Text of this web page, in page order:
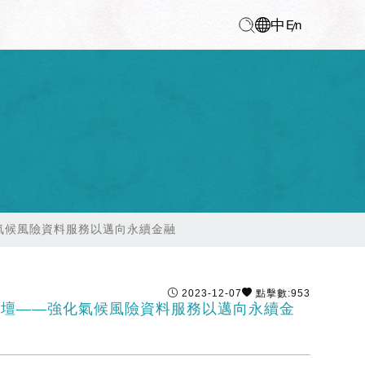
中 En
風險資料服務以邁向永續金融
2023-12-07 點擊數:953
——強化氣候風險資料服務以邁向永續金